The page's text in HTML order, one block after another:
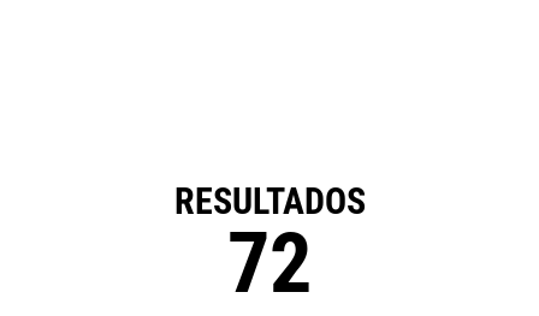
RESULTADOS
72